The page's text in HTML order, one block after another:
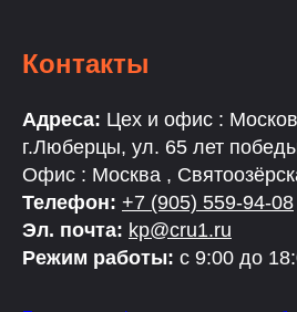
Контакты
Адреса: Цех и офис :
г.Люберцы, ул. 65 лет
Офис : Москва ,
Телефон: +7 (905) 559-94-08
Эл. почта: kp@cru1.ru
Режим работы: с 9:00 до